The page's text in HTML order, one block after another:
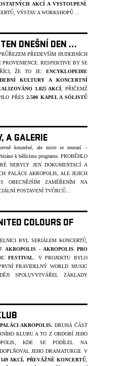
AKCÍ A VYSTOUPENÍ:
VÝSTAV A WORKSHOPŮ ...
DNEŠNÍ DEN …
PŘEDEVŠÍM HUDEBNÍCH
RESPEKTIVE BY SE
ŽE TO JE: ENCYKLOPEDIE
KULTURY A KONCERTNÍ
1.025 AKCÍ , PŘIČEMŽ
PŘES2.500 KAPEL A SÓLISTŮ
A GALERIE
kouzelné, ale mistr se neurazí –
k běžícímu programu. PROBĚHLO
NEBYLY JEN DOKUMENTACÍ A
PALÁCE AKROPOLIS, ALE JEJICH
OBECNĚJŠÍM ZAMĚŘENÍM NA
POSTAVENÍ TVŮRCŮ
COLOURS OF
BYL SERIÁLEM KONCERTŮ,
AKROPOLIS - AKROPOLIS PRO
FESTIVAL. V PROJEKTU BYLO
PRAVIDELNÝ WORLD MUSIC
SPOLUVYTVÁŘEL ZÁKLADY
AKROPOLIS. DRUHÁ ČÁST
KLUBU A TO Z OBDOBÍ JEHO
KDE SE PODÍLEL NA
JEHO DRAMATURGII. V
AKCÍ, PŘEVÁŽNĚ KONCERTŮ